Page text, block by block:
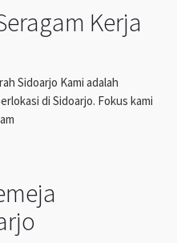
Kerja
Sidoarjo Kami adalah
di Sidoarjo. Fokus kami